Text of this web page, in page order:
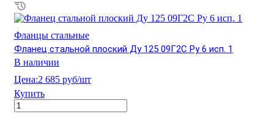
Фланцы стальные
Фланец стальной плоский Ду 125 09Г2С Ру 6 исп. 1
В наличии
Цена:2 685 руб/шт
Купить